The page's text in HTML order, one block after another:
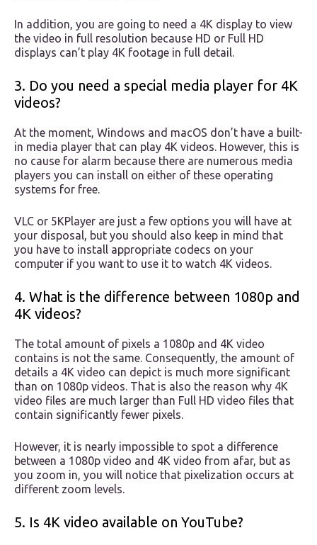
In addition, you are going to need a 4K display to view
the video in full resolution because HD or Full HD
displays can’t play 4K footage in full detail.
3. Do you need a special media player for 4K
videos?
At the moment, Windows and macOS don’t have a built-
in media player that can play 4K videos. However, this is
no cause for alarm because there are numerous media
players you can install on either of these operating
systems for free.
VLC or 5KPlayer are just a few options you will have at
your disposal, but you should also keep in mind that
you have to install appropriate codecs on your
computer if you want to use it to watch 4K videos.
4. What is the difference between 1080p and
4K videos?
The total amount of pixels a 1080p and 4K video
contains is not the same. Consequently, the amount of
details a 4K video can depict is much more significant
than on 1080p videos. That is also the reason why 4K
video files are much larger than Full HD video files that
contain significantly fewer pixels.
However, it is nearly impossible to spot a difference
between a 1080p video and 4K video from afar, but as
you zoom in, you will notice that pixelization occurs at
different zoom levels.
5. Is 4K video available on YouTube?